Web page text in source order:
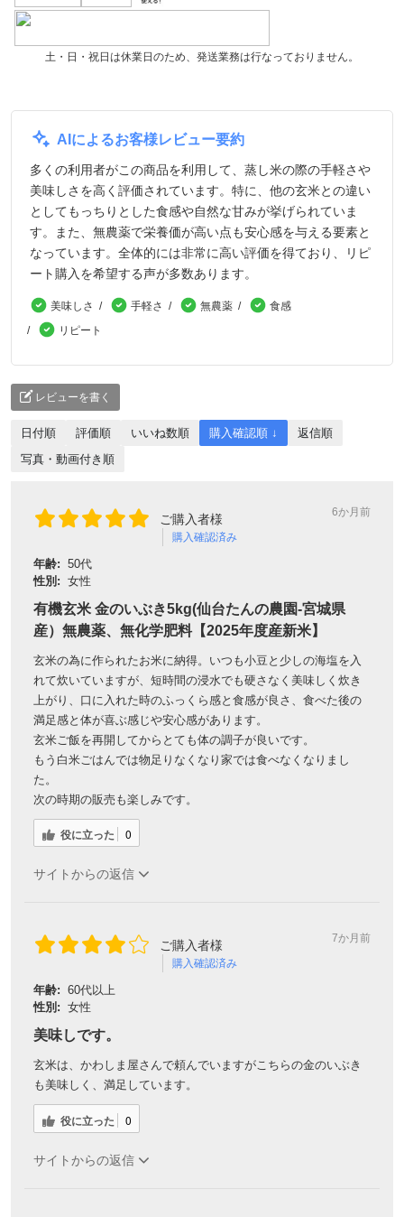
土・日・祝日は休業日のため、発送業務は行なっておりません。
AIによるお客様レビュー要約
多くの利用者がこの商品を利用して、蒸し米の際の手軽さや
美味しさを高く評価されています。特に、他の玄米との違い
としてもっちりとした食感や自然な甘みが挙げられていま
す。また、無農薬で栄養価が高い点も安心感を与える要素と
なっています。全体的には非常に高い評価を得ており、リピ
ート購入を希望する声が多数あります。
美味しさ 手軽さ 無農薬
食感
リピート
レビューを書く
日付順 評価順 いいね数順 購入確認順 ↓
返信順
写真・動画付き順
ご購入者様
購入確認済み
6か月前
年齢: 50代
性別: 女性
有機玄米 金のいぶき5kg(仙台たんの農園-宮城県
産）無農薬、無化学肥料【2025年度産新米】
玄米の為に作られたお米に納得。いつも小豆と少しの海塩を入
れて炊いていますが、短時間の浸水でも硬さなく美味しく炊き
上がり、口に入れた時のふっくら感と食感が良さ、食べた後の
満足感と体が喜ぶ感じや安心感があります。
玄米ご飯を再開してからとても体の調子が良いです。
もう白米ごはんでは物足りなくなり家では食べなくなりまし
た。
次の時期の販売も楽しみです。
役に立った 0
サイトからの返信
ご購入者様
購入確認済み
7か月前
年齢: 60代以上
性別: 女性
美味しです。
玄米は、かわしま屋さんで頼んでいますがこちらの金のいぶき
も美味しく、満足しています。
役に立った 0
サイトからの返信